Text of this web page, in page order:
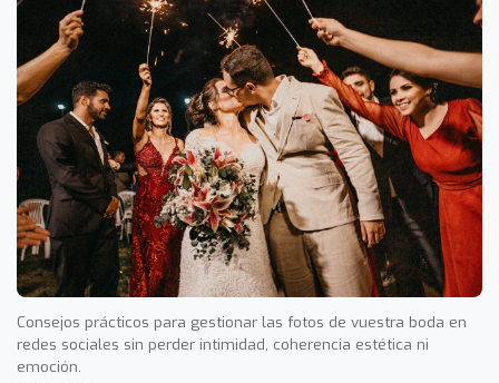
Consejos prácticos para gestionar las fotos de vuestra boda en
redes sociales sin perder intimidad, coherencia estética ni
emoción.